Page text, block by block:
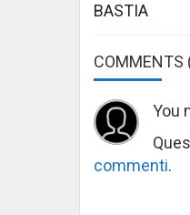
BASTIA
COMMENTS
You
commenti.